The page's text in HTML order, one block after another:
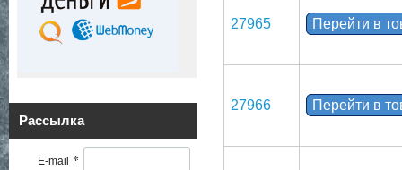
Рассылка
E-mail *
27965 Перейти в
27966 Перейти в